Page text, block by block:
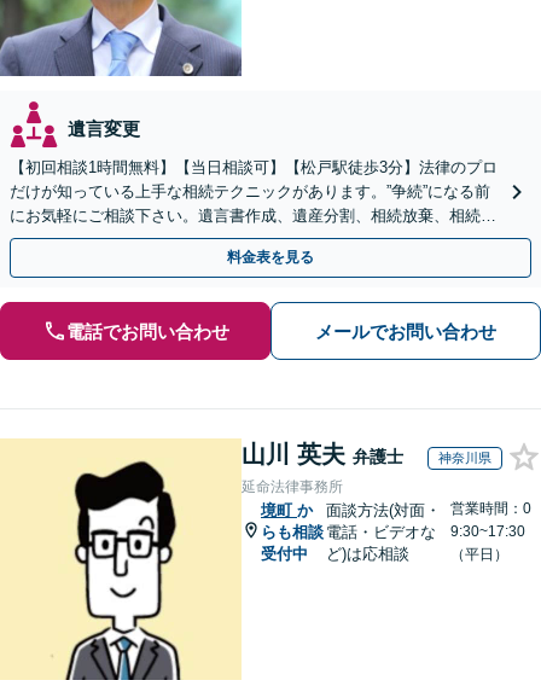
遺言変更
【初回相談1時間無料】【当日相談可】【松戸駅徒歩3分】法律のプロ
だけが知っている上手な相続テクニックがあります。”争続”になる前
にお気軽にご相談下さい。遺言書作成、遺産分割、相続放棄、相続税
のことなど弁護経験豊富です。
料金表を見る
電話でお問い合わせ メールでお問い合わせ
山川 英夫 弁護士 神奈川県
延命法律事務所
境町 か
らも相談
受付中
面談方法(対面・
電話・ビデオな
ど)は応相談
営業時間：0
9:30~17:30
（平日）